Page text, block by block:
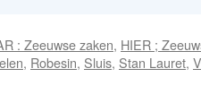
: Zeeuwse zaken, HIER ;
, Robesin, Sluis, Stan Lauret,